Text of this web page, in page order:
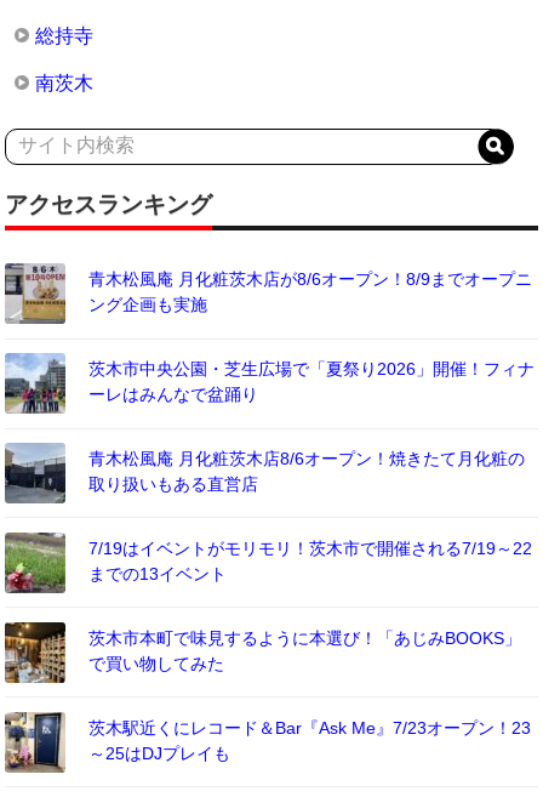
総持寺
南茨木
アクセスランキング
青木松風庵 月化粧茨木店が8/6オープン！8/9までオープニ
ング企画も実施
茨木市中央公園・芝生広場で「夏祭り2026」開催！フィナ
ーレはみんなで盆踊り
青木松風庵 月化粧茨木店8/6オープン！焼きたて月化粧の
取り扱いもある直営店
7/19はイベントがモリモリ！茨木市で開催される7/19～22
までの13イベント
茨木市本町で味見するように本選び！「あじみBOOKS」
で買い物してみた
茨木駅近くにレコード＆Bar『Ask Me』7/23オープン！23
～25はDJプレイも